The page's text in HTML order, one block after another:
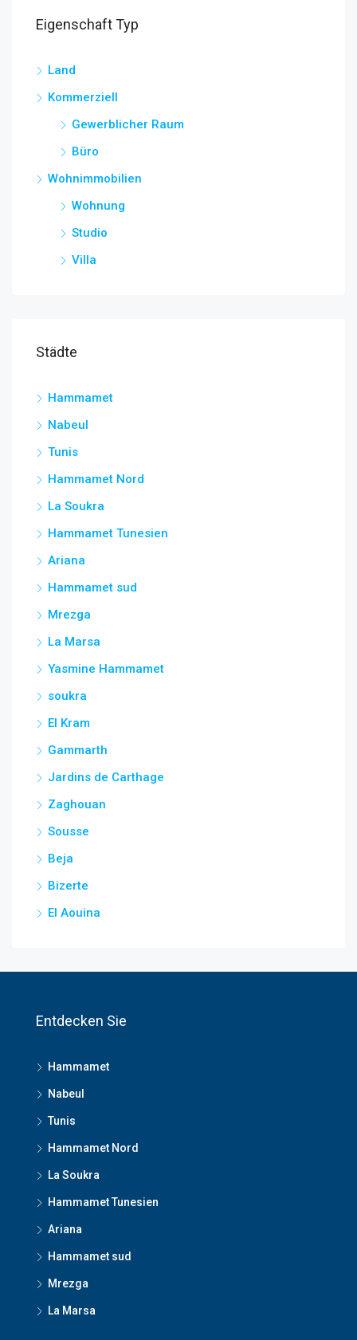
Eigenschaft Typ
Land
Kommerziell
Gewerblicher Raum
Büro
Wohnimmobilien
Wohnung
Studio
Villa
Städte
Hammamet
Nabeul
Tunis
Hammamet Nord
La Soukra
Hammamet Tunesien
Ariana
Hammamet sud
Mrezga
La Marsa
Yasmine Hammamet
soukra
El Kram
Gammarth
Jardins de Carthage
Zaghouan
Sousse
Beja
Bizerte
El Aouina
Entdecken Sie
Hammamet
Nabeul
Tunis
Hammamet Nord
La Soukra
Hammamet Tunesien
Ariana
Hammamet sud
Mrezga
La Marsa